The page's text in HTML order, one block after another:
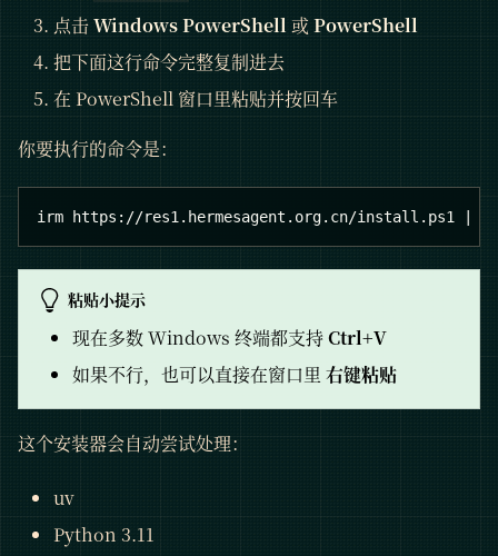
点击Windows PowerShell 或 PowerShell
把下面这行命令完整复制进去
在 PowerShell 窗口里粘贴并按回车
你要执行的命令是：
irm https://res1.hermesagent.org.cn/install.ps1 |
粘贴小提示
现在多数 Windows 终端都支持Ctrl+V
如果不行，也可以直接在窗口里 右键粘贴
这个安装器会自动尝试处理：
uv
Python 3.11